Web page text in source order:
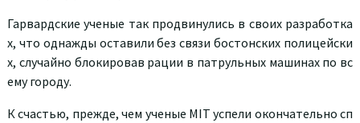
Гарвардские ученые так продвинулись в своих разработка
х, что однажды оставили без связи бостонских полицейски
х, случайно блокировав рации в патрульных машинах по вс
ему городу.
К счастью, прежде, чем ученые MIT успели окончательно сп